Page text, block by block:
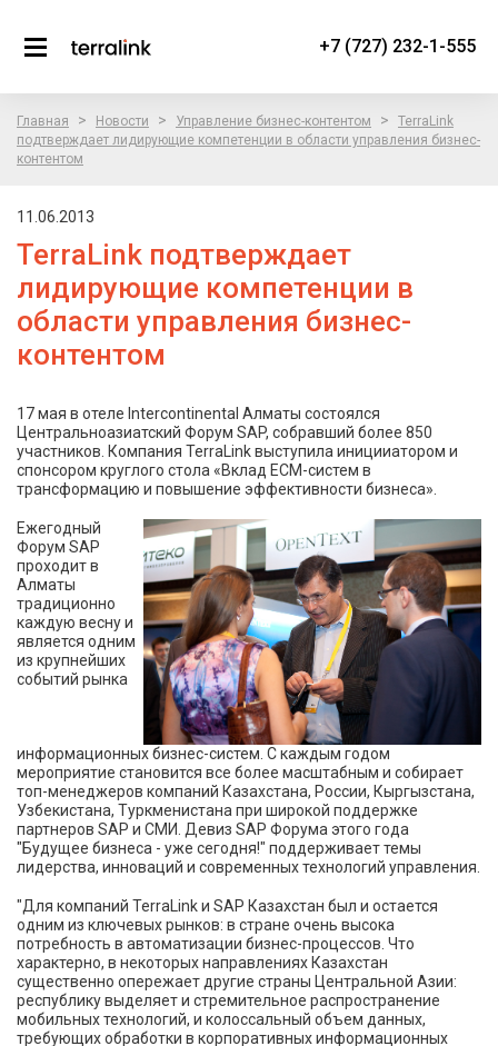
+7 (727) 232-1-555
Главная > Новости > Управление бизнес-контентом >
TerraLink
подтверждает лидирующие компетенции в области управления бизнес-
контентом
11.06.2013
TerraLink подтверждает
лидирующие компетенции в
области управления бизнес-
контентом
17 мая в отеле Intercontinental Алматы состоялся
Центральноазиатский Форум SAP, собравший более 850
участников. Компания TerraLink выступила иницииатором и
спонсором круглого стола «Вклад ЕСМ-систем в
трансформацию и повышение эффективности бизнеса».
Ежегодный
Форум SAP
проходит в
Алматы
традиционно
каждую весну и
является одним
из крупнейших
событий рынка
информационных бизнес-систем. С каждым годом
мероприятие становится все более масштабным и собирает
топ-менеджеров компаний Казахстана, России, Кыргызстана,
Узбекистана, Туркменистана при широкой поддержке
партнеров SAP и СМИ. Девиз SAP Форума этого года
"Будущее бизнеса - уже сегодня!" поддерживает темы
лидерства, инноваций и современных технологий управления.
"Для компаний TerraLink и SAP Казахстан был и остается
одним из ключевых рынков: в стране очень высока
потребность в автоматизации бизнес-процессов. Что
характерно, в некоторых направлениях Казахстан
существенно опережает другие страны Центральной Азии:
республику выделяет и стремительное распространение
мобильных технологий, и колоссальный объем данных,
требующих обработки в корпоративных информационных